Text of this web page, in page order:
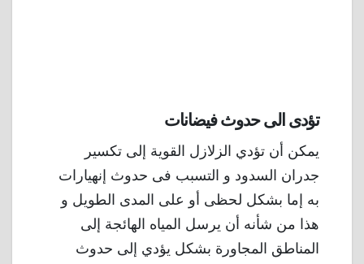
تؤدى الى حدوث فيضانات
يمكن أن تؤدي الزلازل القوية إلى تكسير
جدران السدود و التسبب فى حدوث إنهيارات
به إما بشكل لحظى أو على المدى الطويل و
هذا من شأنه أن يرسل المياه الهائجة إلى
المناطق المجاورة بشكل يؤدي إلى حدوث